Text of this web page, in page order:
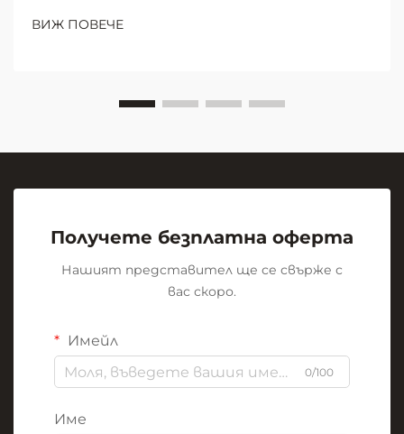
образователни среди. В центъра на тази
ВИЖ ПОВЕЧЕ
Получете безплатна оферта
Нашият представител ще се свърже с
вас скоро.
Имейл
0/100
Име